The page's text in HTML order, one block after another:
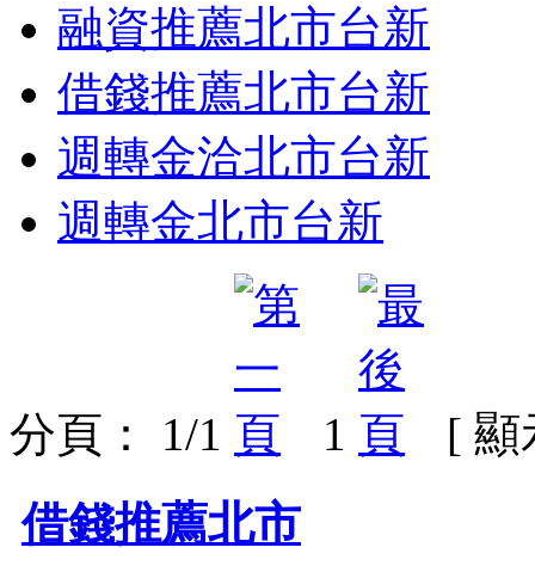
融資推薦北市台新
借錢推薦北市台新
週轉金洽北市台新
週轉金北市台新
分頁： 1/1 1
[
借錢推薦北市